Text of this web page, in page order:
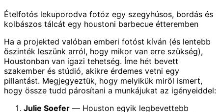
Ételfotós lekuporodva fotóz egy szegyhúsos, bordás és
kolbászos tálcát egy houstoni barbecue étteremben
Ha a projekted valóban emberi fotóst kíván (és lentebb
őszinték leszünk arról, hogy mikor van erre szükség),
Houstonban van igazi tehetség. Íme hét bevett
szakember és stúdió, akikre érdemes vetni egy
pillantást. Megjegyeztük, hogy melyikük miről ismert,
hogy össze tudd párosítani a munkájukat az igényeiddel:
Julie Soefer — Houston egyik legbevettebb